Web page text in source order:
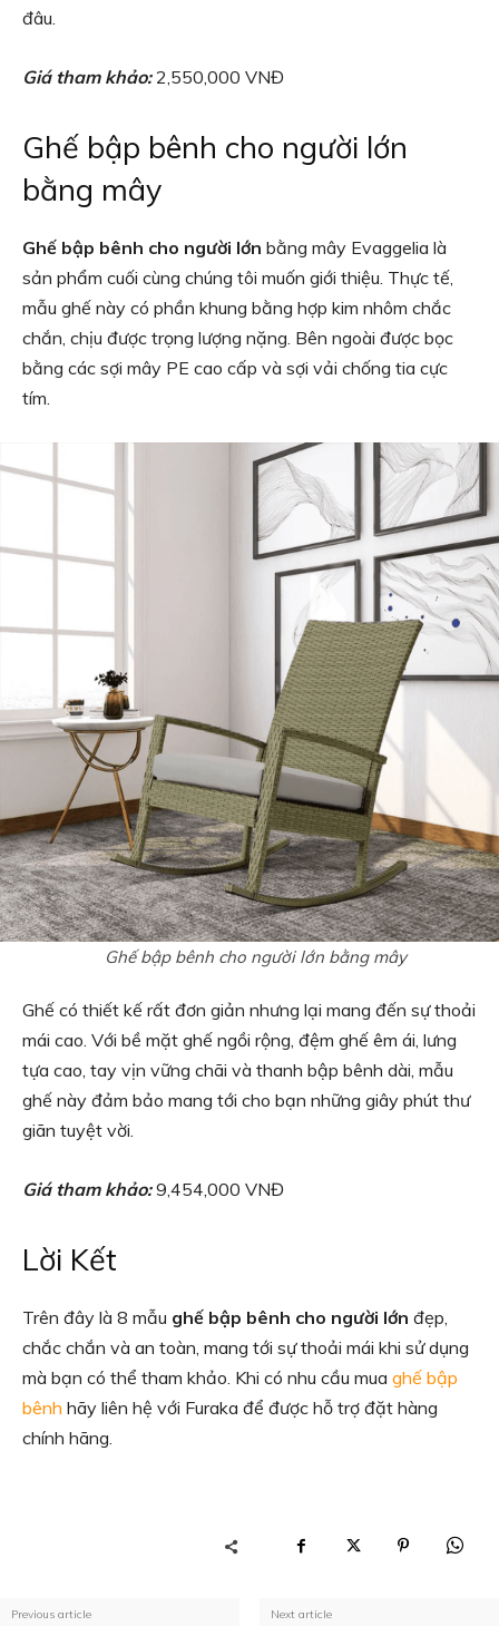
đâu.
Giá tham khảo:2,550,000 VNĐ
Ghế bập bênh cho người lớn
bằng mây
Ghế bập bênh cho người lớn bằng mây Evaggelia là
sản phẩm cuối cùng chúng tôi muốn giới thiệu. Thực tế,
mẫu ghế này có phần khung bằng hợp kim nhôm chắc
chắn, chịu được trọng lượng nặng. Bên ngoài được bọc
bằng các sợi mây PE cao cấp và sợi vải chống tia cực
tím.
Ghế bập bênh cho người lớn bằng mây
Ghế có thiết kế rất đơn giản nhưng lại mang đến sự thoải
mái cao. Với bề mặt ghế ngồi rộng, đệm ghế êm ái, lưng
tựa cao, tay vịn vững chãi và thanh bập bênh dài, mẫu
ghế này đảm bảo mang tới cho bạn những giây phút thư
giãn tuyệt vời.
Giá tham khảo:9,454,000 VNĐ
Lời Kết
Trên đây là 8 mẫu ghế bập bênh cho người lớn đẹp,
chắc chắn và an toàn, mang tới sự thoải mái khi sử dụng
mà bạn có thể tham khảo. Khi có nhu cầu mua ghế bập
bênh hãy liên hệ với Furaka để được hỗ trợ đặt hàng
chính hãng.
Previous article Next article